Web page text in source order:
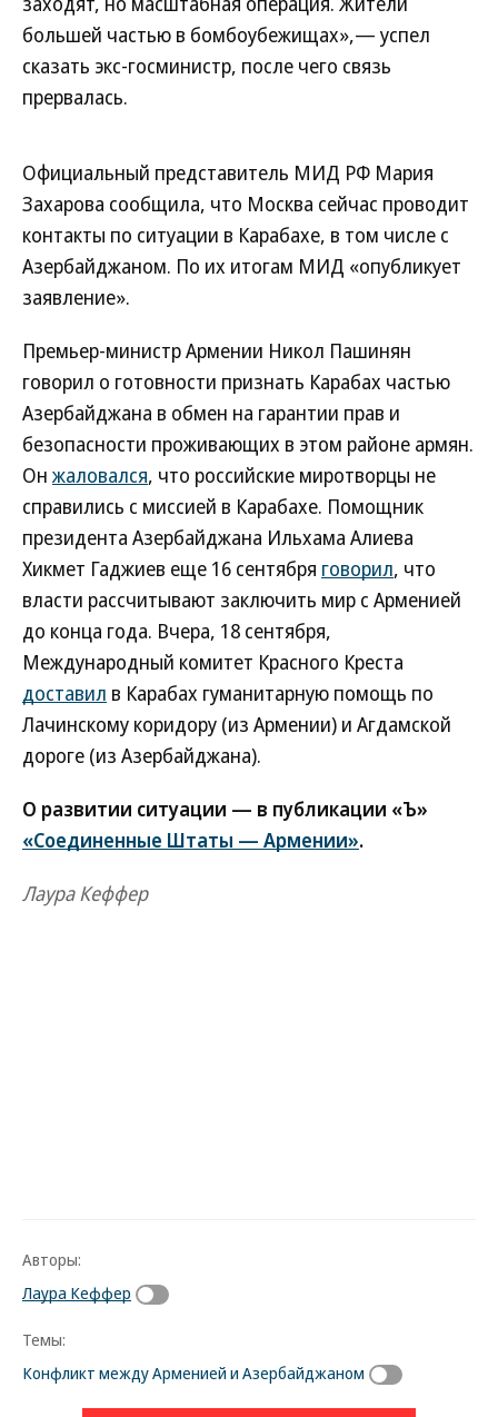
большей частью в бомбоубежищах»,— успел
сказать экс-госминистр, после чего связь
прервалась.
Официальный представитель МИД РФ Мария
Захарова сообщила, что Москва сейчас проводит
контакты по ситуации в Карабахе, в том числе с
Азербайджаном. По их итогам МИД «опубликует
заявление».
Премьер-министр Армении Никол Пашинян
говорил о готовности признать Карабах частью
Азербайджана в обмен на гарантии прав и
безопасности проживающих в этом районе армян.
Он жаловался, что российские миротворцы не
справились с миссией в Карабахе. Помощник
президента Азербайджана Ильхама Алиева
Хикмет Гаджиев еще 16 сентября говорил, что
власти рассчитывают заключить мир с Арменией
до конца года. Вчера, 18 сентября,
Международный комитет Красного Креста
доставил в Карабах гуманитарную помощь по
Лачинскому коридору (из Армении) и Агдамской
дороге (из Азербайджана).
О развитии ситуации — в публикации «Ъ»
«Соединенные Штаты — Армении».
Лаура Кеффер
Авторы:
Лаура Кеффер
Темы:
Конфликт между Арменией и Азербайджаном